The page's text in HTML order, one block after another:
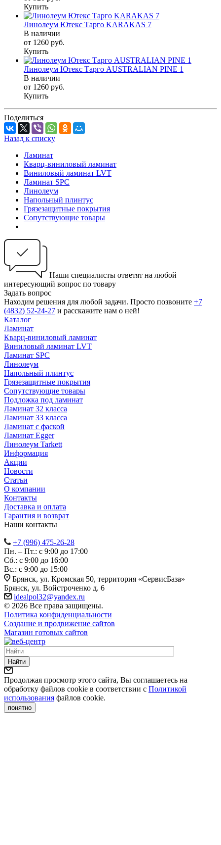
Купить
Линолеум Ютекс Тарго KARAKAS 7
В наличии
от 1260 руб.
Купить
Линолеум Ютекс Тарго AUSTRALIAN PINE 1
В наличии
от 1260 руб.
Купить
Поделиться
Назад к списку
Ламинат
Кварц-виниловый ламинат
Виниловый ламинат LVT
Ламинат SPC
Линолеум
Напольный плинтус
Грязезащитные покрытия
Сопутствующие товары
Наши специалисты ответят на любой
интересующий вопрос по товару
Задать вопрос
Находим решения для любой задачи. Просто позвоните +7
(4832) 52-24-27 и расскажите нам о ней!
Каталог
Ламинат
Кварц-виниловый ламинат
Виниловый ламинат LVT
Ламинат SPC
Линолеум
Напольный плинтус
Грязезащитные покрытия
Сопутствующие товары
Подложка под ламинат
Ламинат 32 класса
Ламинат 33 класса
Ламинат с фаской
Ламинат Egger
Линолеум Tarkett
Информация
Акции
Новости
Статьи
О компании
Контакты
Доставка и оплата
Гарантия и возврат
Наши контакты
+7 (996) 475-26-28
Пн. – Пт.: с 9:00 до 17:00
Сб.: с 9:00 до 16:00
Bc.: с 9:00 до 15:00
Брянск, ул. Кромская 50, территория «СервисБаза»
Брянск, ул. Войстроченко д. 6
idealpol32@yandex.ru
© 2026 Все права защищены.
Политика конфиденциальности
Создание и продвижение сайтов
Магазин готовых сайтов
Найти
Продолжая просмотр этого сайта, Вы соглашаетесь на
обработку файлов cookie в соответствии с Политикой
использования файлов cookie.
понятно